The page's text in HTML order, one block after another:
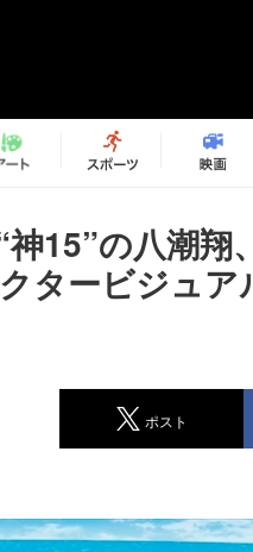
15”の八潮翔
タービジュア
ポスト